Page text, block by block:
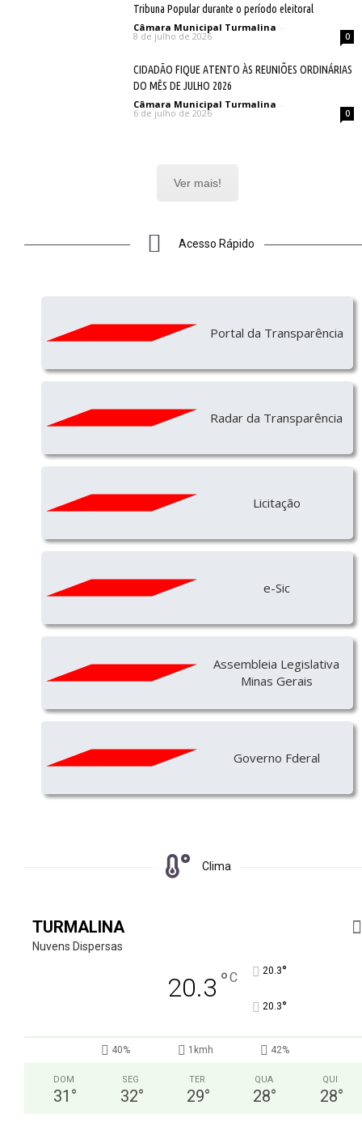
Tribuna Popular durante o período eleitoral
Câmara Municipal Turmalina -
8 de julho de 2026 0
CIDADÃO FIQUE ATENTO ÀS REUNIÕES ORDINÁRIAS
DO MÊS DE JULHO 2026
Câmara Municipal Turmalina -
6 de julho de 2026 0
Ver mais!
Acesso Rápido
Portal da Transparência
Radar da Transparência
Licitação
e-Sic
Assembleia Legislativa
Minas Gerais
Governo Fderal
Clima
TURMALINA
Nuvens Dispersas
20.3 °C 20.3°
20.3°
40% 1kmh 42%
DOM
31 °
SEG
32°
TER
29°
QUA
28°
QUI
28°